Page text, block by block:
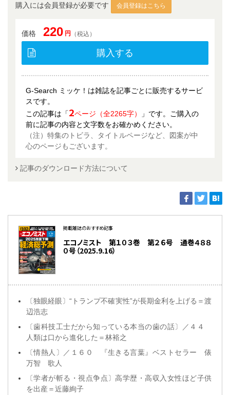
購入には会員登録が必要です 会員登録はこちら
価格 220 円 （税込）
購入する
G-Search ミッケ！は雑誌を記事ごとに販売するサービ
スです。
この記事は「2ページ（全2265字）
」です。ご購入の
前に記事の内容と文字数をお確かめください。
（注）特集のトビラ、タイトルページなど、図案が中
心のページもございます。
記事のダウンロード方法について
掲載雑誌のおすすめ記事
エコノミスト 第１０３巻 第２６号 通巻４８８
０号（2025.9.16）
〔独眼経眼〕“トランプ不確実性”が長期金利を上げる＝渡
辺浩志
〔歯科技工士だから知っている本当の歯の話〕／４４
人類は口から進化した＝林裕之
〔情熱人〕／１６０ 『生きる言葉』ベストセラー 俵
万智 歌人
〔学者が斬る・視点争点〕高学歴・高収入女性ほど子供
を出産＝近藤絢子